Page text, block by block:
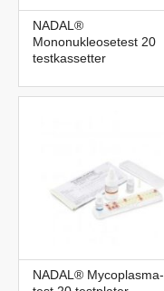
NADAL®
Mononukleosetest 20
testkassetter
NADAL® Mycoplasma-